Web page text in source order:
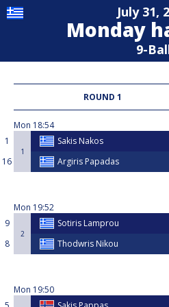
July 31,
Monday
9-
ROUND 1
Mon 18:54
1
1
Sakis Nakos
16
Argiris Papadas
Mon 19:52
9
2
Sotiris Lamprou
8
Thodwris Nikou
Mon 19:50